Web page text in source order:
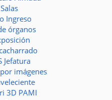
Ingreso
órganos
Jefatura
imágenes
3D PAMI